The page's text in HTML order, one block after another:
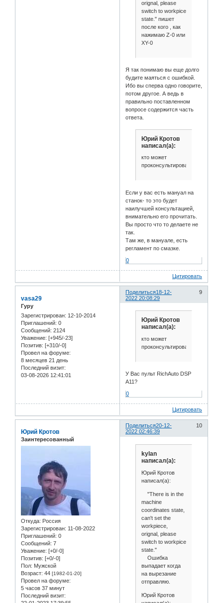
orignal, please
switch to workpice
state." пишет
после кого , как
нажимаю Z-0 или
XY-0
Я так понимаю вы еще долго
будите маяться с ошибкой.
Ибо вы сперва одно говорите,
потом другое. А ведь в
правильно поставленном
вопросе содержится часть
ответа.
Юрий Кротов
написал(а):
кто может
проконсультировать
Если у вас есть мануал на
станок- то это будет
наилучшей консультацией,
внимательно его прочитать.
Вы просто что то делаете не
так.
Там же, в мануале, есть
регламент по смазке.
0
Цитировать
Поделиться 9
18-12-
2022 20:08:29
vasa29
Гуру
Зарегистрирован: 12-10-2014
Приглашений: 0
Сообщений: 2124
Уважение: [+945/-23]
Позитив: [+310/-0]
Провел на форуме:
8 месяцев 21 день
Последний визит:
03-08-2026 12:41:01
Юрий Кротов
написал(а):
кто может
проконсультировать
У Вас пульт RichAuto DSP
A11?
0
Цитировать
Поделиться 10
20-12-
2022 02:46:39
Юрий Кротов
Заинтересованный
Откуда: Россия
Зарегистрирован: 11-08-2022
Приглашений: 0
Сообщений: 7
Уважение: [+0/-0]
Позитив: [+0/-0]
Пол: Мужской
Возраст: 44 [1982-01-20]
Провел на форуме:
5 часов 37 минут
Последний визит:
kylan
написал(а):
Юрий Кротов
написал(а):
"There is in the
machine
coordinates state,
can't set the
workpiece,
orignal, please
switch to workpice
state."
Ошибка
выпадает когда
на вырезание
отправляю.
Юрий Кротов